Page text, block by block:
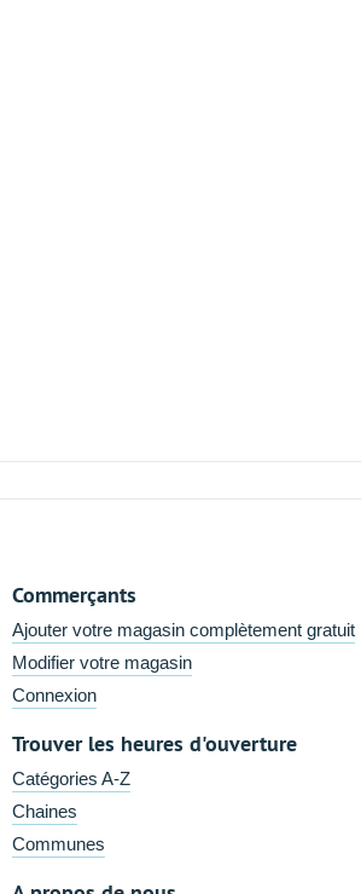
Commerçants
Ajouter votre magasin complètement gratuit
Modifier votre magasin
Connexion
Trouver les heures d'ouverture
Catégories A-Z
Chaines
Communes